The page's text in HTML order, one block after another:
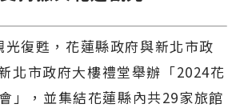
復甦，花蓮縣政府與新北市政
北市政府大樓禮堂舉辦「2024花
」，並集結花蓮縣內共29家旅館